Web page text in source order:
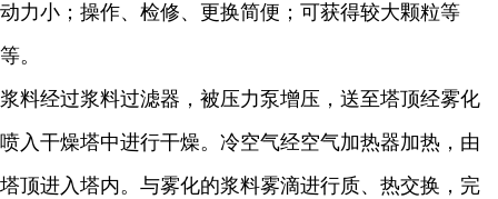
动力小；操作、检修、更换简便；可获得较大颗粒等
等。
浆料经过浆料过滤器，被压力泵增压，送至塔顶经雾化
喷入干燥塔中进行干燥。冷空气经空气加热器加热，由
塔顶进入塔内。与雾化的浆料雾滴进行质、热交换，完